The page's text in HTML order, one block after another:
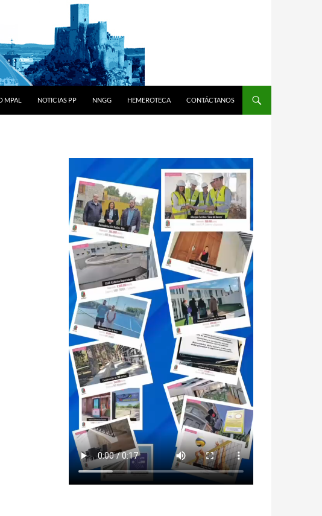
MPAL NOTICIAS PP NNGG HEMEROTECA CONTÁCTANOS